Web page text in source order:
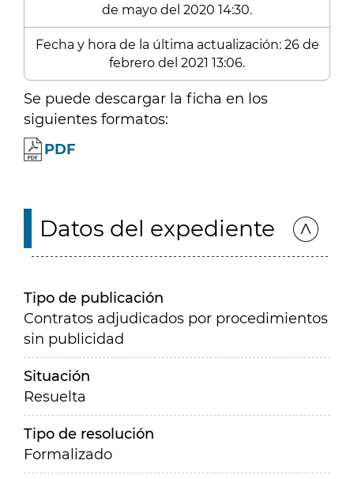
de mayo del 2020 14:30.
Fecha y hora de la última actualización: 26 de
febrero del 2021 13:06.
Se puede descargar la ficha en los
siguientes formatos:
PDF
Datos del expediente
Tipo de publicación
Contratos adjudicados por procedimientos
sin publicidad
Situación
Resuelta
Tipo de resolución
Formalizado